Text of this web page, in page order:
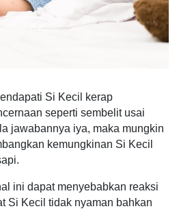
Si Kecil kerap
seperti sembelit usai
jawabannya iya, maka mungkin
kemungkinan Si Kecil
ini dapat menyebabkan reaksi
Si Kecil tidak nyaman bahkan